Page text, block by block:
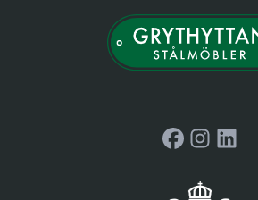
FacebookInstagramLinkedIn